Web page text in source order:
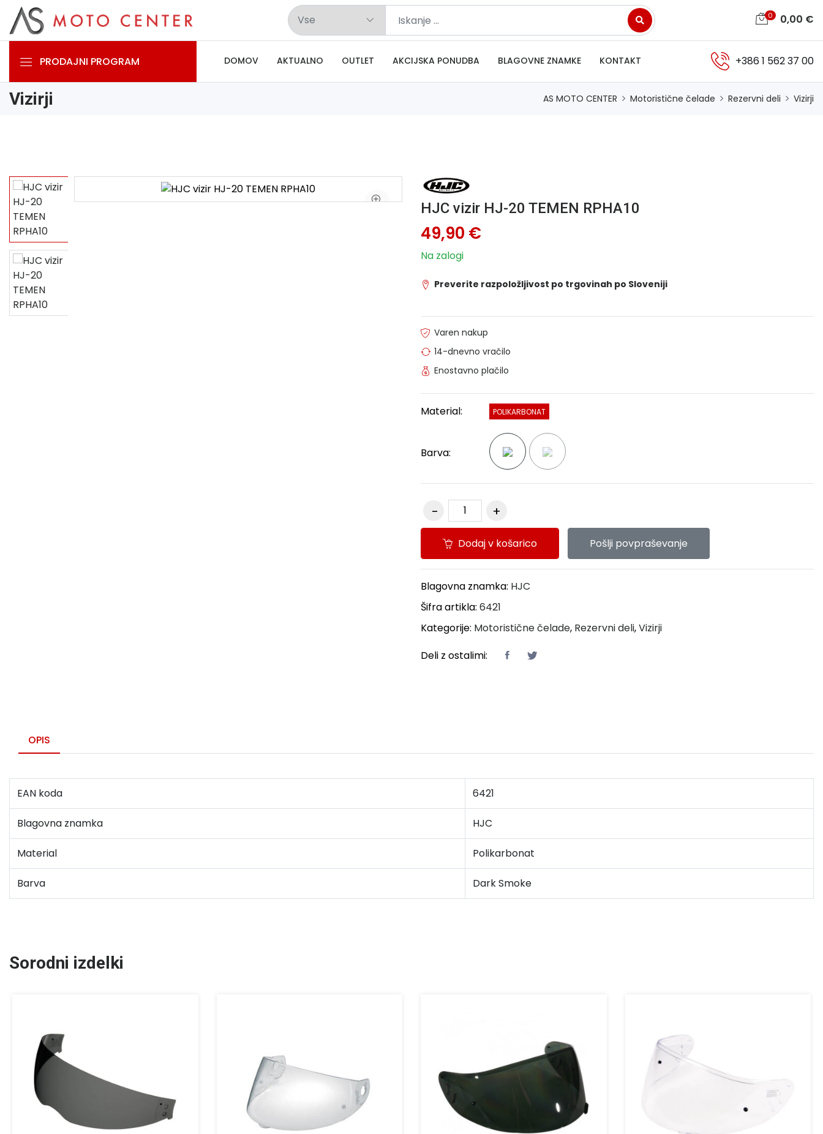
0 0,00 €
PRODAJNI PROGRAM DOMOV AKTUALNO OUTLET AKCIJSKA PONUDBA BLAGOVNE ZNAMKE KONTAKT +386 1 562 37 00
Vizirji AS MOTO CENTER Motoristične čelade Rezervni deli Vizirji
HJC vizir HJ-20 TEMEN RPHA10
49,90 €
Na zalogi
Preverite razpoložljivost po trgovinah po Sloveniji
Varen nakup
14-dnevno vračilo
Enostavno plačilo
Material: POLIKARBONAT
Barva:
Dodaj v košarico Pošlji povpraševanje
Blagovna znamka: HJC
Šifra artikla: 6421
Kategorije: Motoristične čelade, Rezervni deli,Vizirji
Deli z ostalimi:
OPIS
EAN koda 6421
Blagovna znamka HJC
Material Polikarbonat
Barva Dark Smoke
Sorodni izdelki